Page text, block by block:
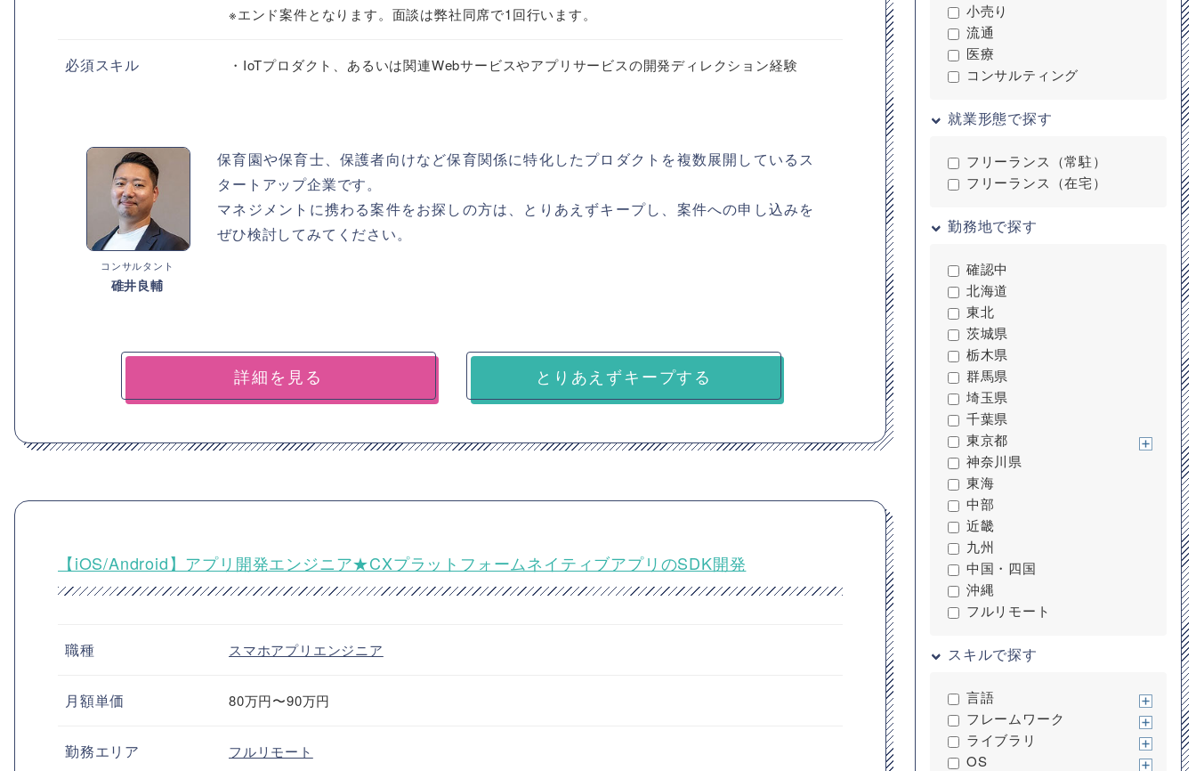
※エンド案件となります。面談は弊社同席で1回行います。
必須スキル ・IoTプロダクト、あるいは関連Webサービスやアプリサービスの開発ディレクション経験
コンサルタント
碓井良輔
保育園や保育士、保護者向けなど保育関係に特化したプロダクトを複数展開しているス
タートアップ企業です。
マネジメントに携わる案件をお探しの方は、とりあえずキープし、案件への申し込みを
ぜひ検討してみてください。
詳細を見る とりあえずキープする
【iOS/Android】アプリ開発エンジニア★CXプラットフォームネイティブアプリのSDK開発
職種 スマホアプリエンジニア
月額単価 80万円〜90万円
勤務エリア フルリモート
小売り
流通
医療
コンサルティング
就業形態で探す
フリーランス（常駐）
フリーランス（在宅）
勤務地で探す
確認中
北海道
東北
茨城県
栃木県
群馬県
埼玉県
千葉県
東京都
神奈川県
東海
中部
近畿
九州
中国・四国
沖縄
フルリモート
スキルで探す
言語
フレームワーク
ライブラリ
OS